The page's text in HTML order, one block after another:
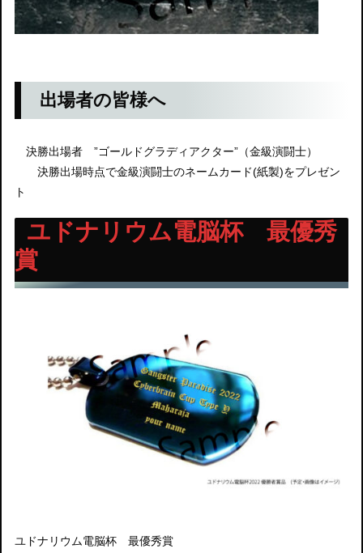
出場者の皆様へ
決勝出場者 ”ゴールドグラディアクター”（金級演闘士）
決勝出場時点で金級演闘士のネームカード(紙製)をプレゼン
ト
ユドナリウム電脳杯 最優秀
賞
ユドナリウム電脳杯 最優秀賞